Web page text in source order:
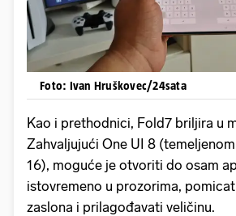
Foto: Ivan Hruškovec/24sata
Kao i prethodnici, Fold7 briljira u
Zahvaljujući One UI 8
16), moguće je otvoriti do osam
istovremeno u prozorima,
zaslona i prilagođavati veličinu.